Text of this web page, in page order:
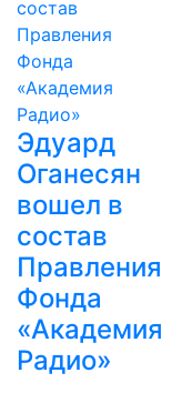
Эдуард
Оганесян
вошел в
состав
Правления
Фонда
«Академия
Радио»